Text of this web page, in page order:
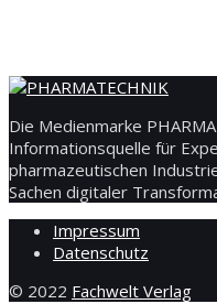
Die Medienmarke
Informationsquelle für
pharmazeutischen
Sachen digitaler
Impressum
Datenschutz
© 2022 Fachwelt Verlag